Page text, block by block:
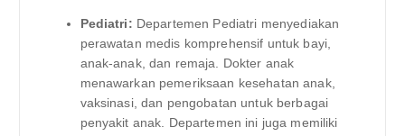
Pediatri: Departemen Pediatri menyediakan
perawatan medis komprehensif untuk bayi,
anak-anak, dan remaja. Dokter anak
menawarkan pemeriksaan kesehatan anak,
vaksinasi, dan pengobatan untuk berbagai
penyakit anak. Departemen ini juga memiliki